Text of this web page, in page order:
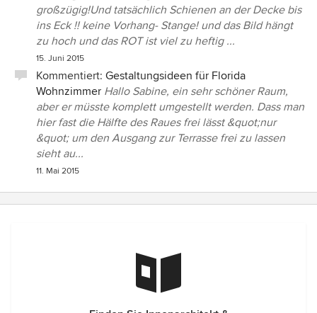
großzügig!Und tatsächlich Schienen an der Decke bis
ins Eck !! keine Vorhang- Stange! und das Bild hängt
zu hoch und das ROT ist viel zu heftig ...
15. Juni 2015
Kommentiert: Gestaltungsideen für Florida
Wohnzimmer Hallo Sabine, ein sehr schöner Raum,
aber er müsste komplett umgestellt werden. Dass man
hier fast die Hälfte des Raues frei lässt &quot;nur
&quot; um den Ausgang zur Terrasse frei zu lassen
sieht au...
11. Mai 2015